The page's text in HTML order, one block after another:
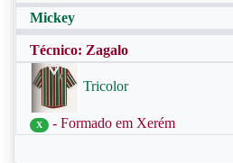
Mickey
Técnico: Zagalo
Tricolor
X - Formado em Xerém